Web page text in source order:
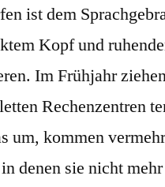
ist dem
Kopf und
Im Frühjahr
Rechenzentren
um, kommen
denen sie nicht